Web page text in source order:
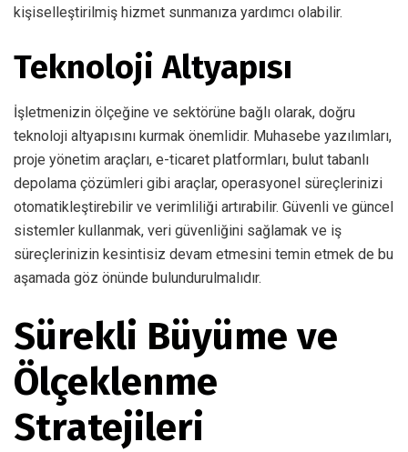
kişiselleştirilmiş hizmet sunmanıza yardımcı olabilir.
Teknoloji Altyapısı
İşletmenizin ölçeğine ve sektörüne bağlı olarak, doğru
teknoloji altyapısını kurmak önemlidir. Muhasebe yazılımları,
proje yönetim araçları, e-ticaret platformları, bulut tabanlı
depolama çözümleri gibi araçlar, operasyonel süreçlerinizi
otomatikleştirebilir ve verimliliği artırabilir. Güvenli ve güncel
sistemler kullanmak, veri güvenliğini sağlamak ve iş
süreçlerinizin kesintisiz devam etmesini temin etmek de bu
aşamada göz önünde bulundurulmalıdır.
Sürekli Büyüme ve
Ölçeklenme
Stratejileri